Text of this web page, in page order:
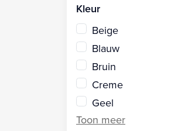
Kleur
Beige
Blauw
Bruin
Creme
Geel